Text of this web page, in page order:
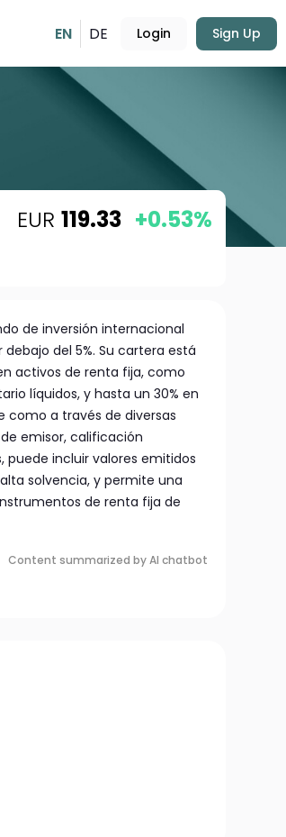
EN DE Login Sign Up
EUR 119.33 +0.53%
de inversión internacional
del 5%. Su cartera está
activos de renta fija, como
líquidos, y hasta un 30% en
a través de diversas
emisor, calificación
puede incluir valores emitidos
solvencia, y permite una
de renta fija de
Content summarized by AI chatbot